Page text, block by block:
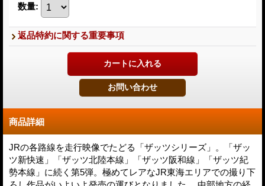
数量:
返品特約に関する重要事項
商品詳細
JRの各路線を走行映像でたどる「ザッツシリーズ」。「ザッ
ツ新快速」「ザッツ北陸本線」「ザッツ阪和線」「ザッツ紀
勢本線」に続く第5弾。極めてレアなJR東海エリアでの撮り下